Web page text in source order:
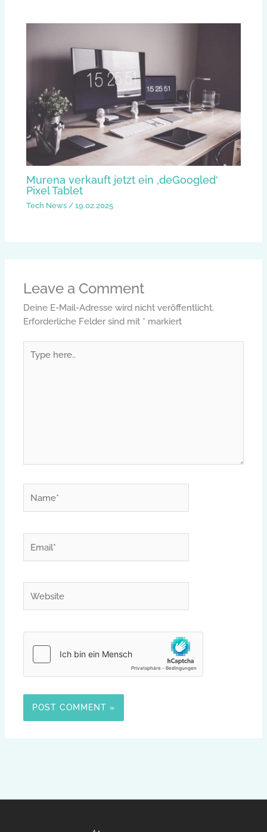
Murena verkauft jetzt ein ‚deGoogled‘
Pixel Tablet
Tech News /19.02.2025
Leave a Comment
Deine E-Mail-Adresse wird nicht veröffentlicht.
Erforderliche Felder sind mit * markiert
here..